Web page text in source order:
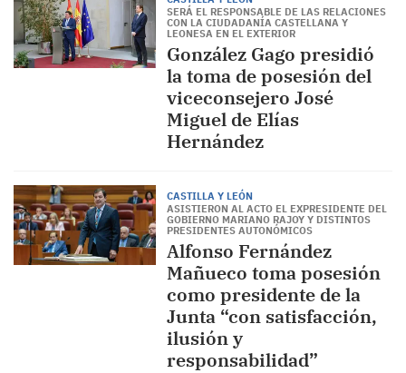
SERÁ EL RESPONSABLE DE LAS RELACIONES
CON LA CIUDADANÍA CASTELLANA Y
LEONESA EN EL EXTERIOR
González Gago presidió
la toma de posesión del
viceconsejero José
Miguel de Elías
Hernández
CASTILLA Y LEÓN
ASISTIERON AL ACTO EL EXPRESIDENTE DEL
GOBIERNO MARIANO RAJOY Y DISTINTOS
PRESIDENTES AUTONÓMICOS
Alfonso Fernández
Mañueco toma posesión
como presidente de la
Junta “con satisfacción,
ilusión y
responsabilidad”